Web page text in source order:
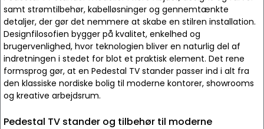
samt strømtilbehør, kabelløsninger og gennemtænkte
detaljer, der gør det nemmere at skabe en stilren installation.
Designfilosofien bygger på kvalitet, enkelhed og
brugervenlighed, hvor teknologien bliver en naturlig del af
indretningen i stedet for blot et praktisk element. Det rene
formsprog gør, at en Pedestal TV stander passer ind i alt fra
den klassiske nordiske bolig til moderne kontorer, showrooms
og kreative arbejdsrum.
Pedestal TV stander og tilbehør til moderne